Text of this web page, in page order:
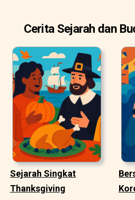
Cerita Sejarah dan
Sejarah Singkat
Thanksgiving